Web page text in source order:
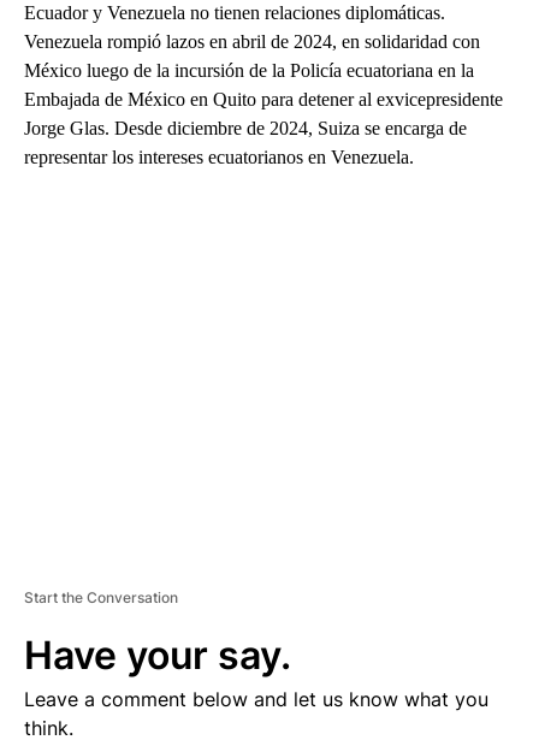
Ecuador y Venezuela no tienen relaciones diplomáticas.
Venezuela rompió lazos en abril de 2024, en solidaridad con
México luego de la incursión de la Policía ecuatoriana en la
Embajada de México en Quito para detener al exvicepresidente
Jorge Glas. Desde diciembre de 2024, Suiza se encarga de
representar los intereses ecuatorianos en Venezuela.
Start the Conversation
Have your say.
Leave a comment below and let us know what you
think.